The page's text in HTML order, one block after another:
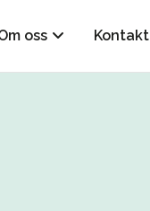
oss Kontakt